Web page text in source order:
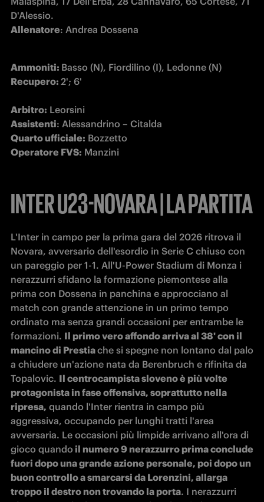
Allenatore: Andrea Dossena
Ammoniti:
Recupero: 2'; 6'
Arbitro:
Assistenti
Quarto ufficiale:
Operatore FVS: Manzini
INTER U23-NOVARA | LA PARTITA
L'Inter in campo per la prima gara del 2026 ritrova il
Novara, avversario dell'esordio in Serie C chiuso con
un pareggio per 1-1. All'U-Power Stadium di Monza i
nerazzurri sfidano la formazione piemontese alla
prima con Dossena in panchina e approcciano al
match con grande attenzione in un primo tempo
ordinato ma senza grandi occasioni per entrambe le
formazioni. Il primo vero affondo arriva al 38' con il
mancino di Prestia che si spegne non lontano dal palo
a chiudere un'azione nata da Berenbruch e rifinita da
Topalovic. Il centrocampista sloveno è più volte
protagonista in fase offensiva, soprattutto nella
ripresa, quando l'Inter rientra in campo più
aggressiva, occupando per lunghi tratti l'area
avversaria. Le occasioni più limpide arrivano all'ora di
gioco quando il numero 9 nerazzurro prima conclude
fuori dopo una grande azione personale, poi dopo un
buon controllo a smarcarsi da Lorenzini, allarga
troppo il destro non trovando la porta. I nerazzurri